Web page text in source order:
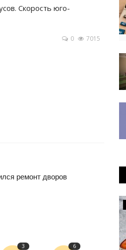
Скорость юго-
0 7015
ремонт дворов
3 6